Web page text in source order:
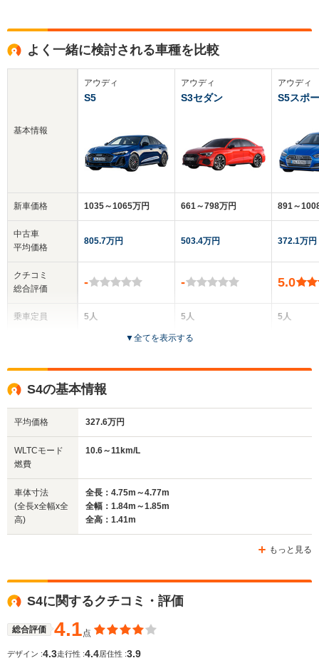
よく一緒に検討される車種を比較
基本情報
新車価格
中古車
平均価格
クチコミ
総合評価
乗車定員
サイズ
(全長x全幅x全高)
WLTCモード
燃費
アウディ
S5
1035～1065万円
805.7万円
-
5人
全幅
1.86m
10.4km/L
13.9km/L
15.1km/L
アウディ
S3セダン
661～798万円
503.4万円
-
5人
4ドア
8.7km/L
アウディ
S5スポ
891～
372.1万円
5.0
5人
▼全てを表示する
S4の基本情報
平均価格 327.6万円
WLTCモード
燃費
10.6～11km/L
車体寸法
(全長x全幅x全
高)
全長：4.75m～4.77m
全幅：1.84m～1.85m
全高：1.41m
もっと見る
S4に関するクチコミ・評価
総合評価 4.1点
デザイン :4.3走行性 :4.4居住性 :3.9